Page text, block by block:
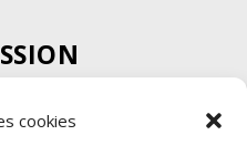
cookies